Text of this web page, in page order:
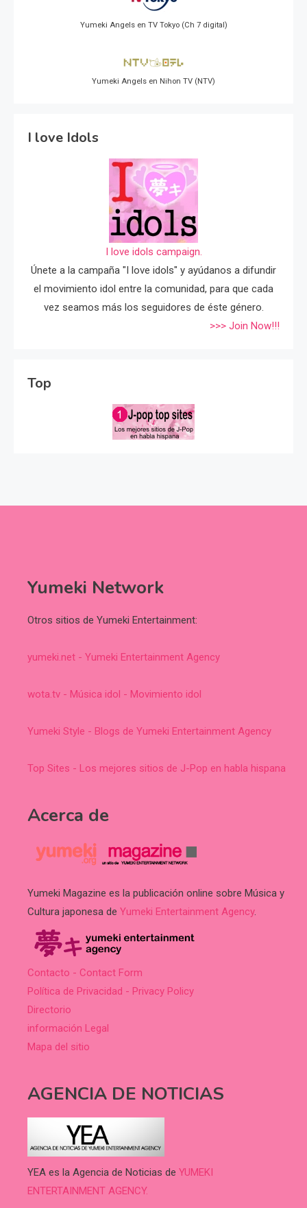
Yumeki Angels en TV Tokyo (Ch 7 digital)
Yumeki Angels en Nihon TV (NTV)
I love Idols
I love idols campaign.
Únete a la campaña "I love idols" y ayúdanos a difundir
el movimiento idol entre la comunidad, para que cada
vez seamos más los seguidores de éste género.
>>> Join Now!!!
Top
Yumeki Network
Otros sitios de Yumeki Entertainment:
yumeki.net - Yumeki Entertainment Agency
wota.tv - Música idol - Movimiento idol
Yumeki Style - Blogs de Yumeki Entertainment Agency
Top Sites - Los mejores sitios de J-Pop en habla hispana
Acerca de
Yumeki Magazine es la publicación online sobre Música y
Cultura japonesa de Yumeki Entertainment Agency.
Contacto - Contact Form
Política de Privacidad - Privacy Policy
Directorio
información Legal
Mapa del sitio
AGENCIA DE NOTICIAS
YEA es la Agencia de Noticias de YUMEKI
ENTERTAINMENT AGENCY.